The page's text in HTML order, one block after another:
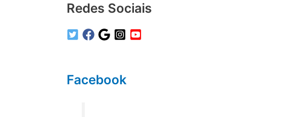
Redes Sociais
Facebook